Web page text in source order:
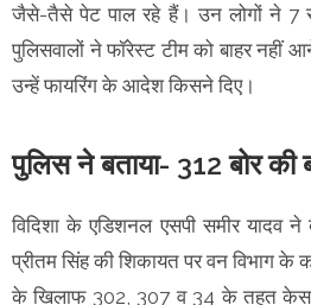
जैसे-तैसे पेट पाल रहे हैं। उन लोगों ने 7
पुलिसवालों ने फॉरेस्ट टीम को बाहर नहीं
उन्हें फायरिंग के आदेश किसने दिए।
पुलिस ने बताया- 312 बोर
विदिशा के एडिशनल एसपी समीर यादव ने
प्रीतम सिंह की शिकायत पर वन विभाग के
के खिलाफ 302, 307 व 34 के तहत केस